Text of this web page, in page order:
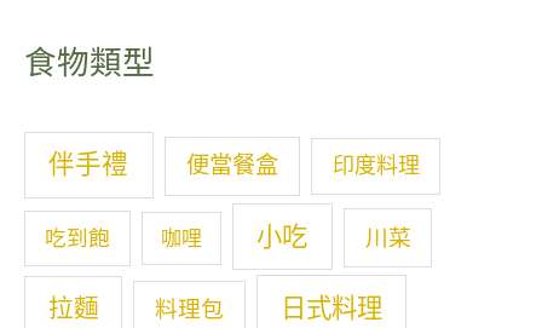
食物類型
伴手禮 便當餐盒 印度料理
吃到飽 咖哩 小吃 川菜
拉麵 料理包 日式料理